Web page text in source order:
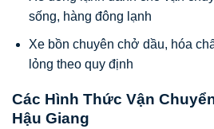
sống, hàng đông lạnh
Xe bồn chuyên chở dầu, hóa
lỏng theo quy định
Các Hình Thức Vận
Hậu Giang